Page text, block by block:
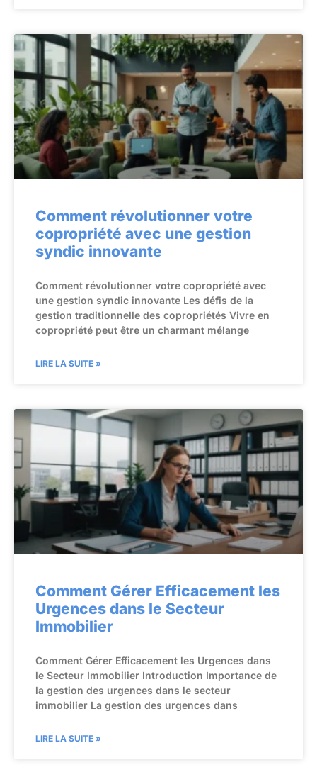
Comment révolutionner votre
copropriété avec une gestion
syndic innovante
Comment révolutionner votre copropriété avec
une gestion syndic innovante Les défis de la
gestion traditionnelle des copropriétés Vivre en
copropriété peut être un charmant mélange
LIRE LA SUITE »
Comment Gérer Efficacement les
Urgences dans le Secteur
Immobilier
Comment Gérer Efficacement les Urgences dans
le Secteur Immobilier Introduction Importance de
la gestion des urgences dans le secteur
immobilier La gestion des urgences dans
LIRE LA SUITE »